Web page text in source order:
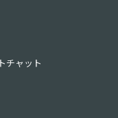
チャット